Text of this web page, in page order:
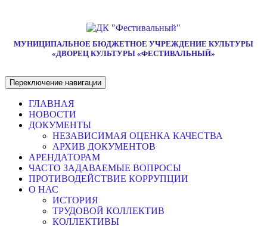
МУНИЦИПАЛЬНОЕ БЮДЖЕТНОЕ УЧРЕЖДЕНИЕ КУЛЬТУРЫ
«ДВОРЕЦ КУЛЬТУРЫ «ФЕСТИВАЛЬНЫЙ»
Переключение навигации
ГЛАВНАЯ
НОВОСТИ
ДОКУМЕНТЫ
НЕЗАВИСИМАЯ ОЦЕНКА КАЧЕСТВА
АРХИВ ДОКУМЕНТОВ
АРЕНДАТОРАМ
ЧАСТО ЗАДАВАЕМЫЕ ВОПРОСЫ
ПРОТИВОДЕЙСТВИЕ КОРРУПЦИИ
О НАС
ИСТОРИЯ
ТРУДОВОЙ КОЛЛЕКТИВ
КОЛЛЕКТИВЫ